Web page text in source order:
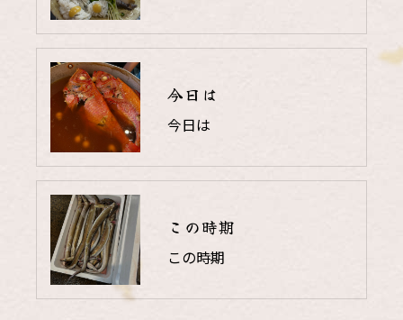
今日は
今日は
この時期
この時期